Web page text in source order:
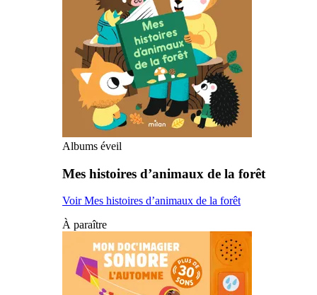
Albums éveil
Mes histoires d’animaux de la forêt
Voir Mes histoires d’animaux de la forêt
À paraître